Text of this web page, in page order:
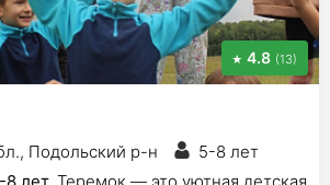
4.8 (13)
Подольский р-н
5-8 лет
лет. Теремок — это уютная детская